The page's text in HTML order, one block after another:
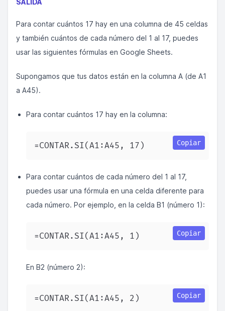
SALIDA
Para contar cuántos 17 hay en una columna de 45 celdas
y también cuántos de cada número del 1 al 17, puedes
usar las siguientes fórmulas en Google Sheets.
Supongamos que tus datos están en la columna A (de A1
a A45).
Para contar cuántos 17 hay en la columna:
=CONTAR.SI(A1:A45, 17) Copiar
Para contar cuántos de cada número del 1 al 17,
puedes usar una fórmula en una celda diferente para
cada número. Por ejemplo, en la celda B1 (número 1):
=CONTAR.SI(A1:A45, 1) Copiar
En B2 (número 2):
=CONTAR.SI(A1:A45, 2) Copiar